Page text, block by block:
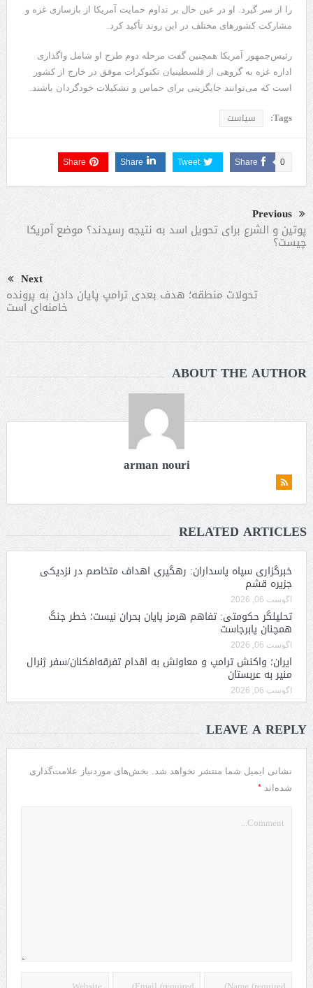
را از سر گیرد. او در عین حال بر تداوم حمایت آمریکا از بازسازی غزه و
مشارکت کشورهای مختلف در این روند تأکید کرد.
رئیس‌جمهور آمریکا همچنین گفت مرحله دوم طرح او شامل واگذاری
اداره غزه به گروهی از فلسطینیان تکنوکرات موفق در خارج از کشور
است که می‌توانند جایگزینی برای حماس و تشکیلات خودگردان باشند.
Tags: سیاست
Share 0
Tweet
Share
Share
Previous
پوتین و الشرع برای تحویل اسد به نتیجه رسیدند؟ موضع آمریکا
چیست؟
Next
تحولات منطقه؛ هدف بعدی ترامپ پایان دادن به پرونده
خامنه‌ای است
ABOUT THE AUTHOR
arman nouri
RELATED ARTICLES
خبرگزاری سپاه پاسداران: رهگیری اهداف متخاصم در نزدیکی
جزیره قشم
آگوست 06, 2026
تحلیلگر حکومتی: تفاهم هرمز پایان بحران نیست؛ خطر جنگ
همچنان پابرجاست
آگوست 06, 2026
ایران؛ واکنش ترامپ و معاونش به اقدام تفرقه‌افکنان/سفر ژنرال
منیر به عربستان
آگوست 06, 2026
LEAVE A REPLY
نشانی ایمیل شما منتشر نخواهد شد. بخش‌های موردنیاز علامت‌گذاری
شده‌اند *